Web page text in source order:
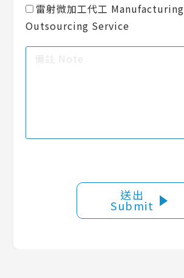
雷射微加工代工 Manufacturing
Outsourcing Service
送出
Submit